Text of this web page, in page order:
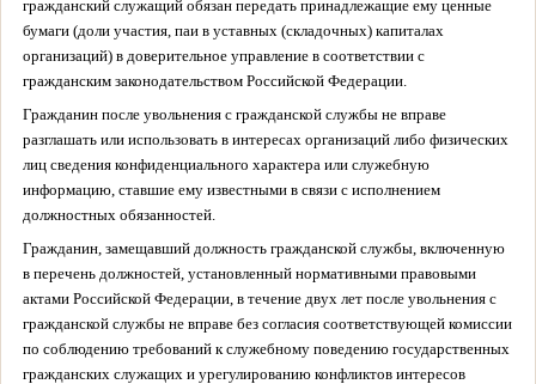
гражданский служащий обязан передать принадлежащие ему ценные
бумаги (доли участия, паи в уставных (складочных) капиталах
организаций) в доверительное управление в соответствии с
гражданским законодательством Российской Федерации.
Гражданин после увольнения с гражданской службы не вправе
разглашать или использовать в интересах организаций либо физических
лиц сведения конфиденциального характера или служебную
информацию, ставшие ему известными в связи с исполнением
должностных обязанностей.
Гражданин, замещавший должность гражданской службы, включенную
в перечень должностей, установленный нормативными правовыми
актами Российской Федерации, в течение двух лет после увольнения с
гражданской службы не вправе без согласия соответствующей комиссии
по соблюдению требований к служебному поведению государственных
гражданских служащих и урегулированию конфликтов интересов